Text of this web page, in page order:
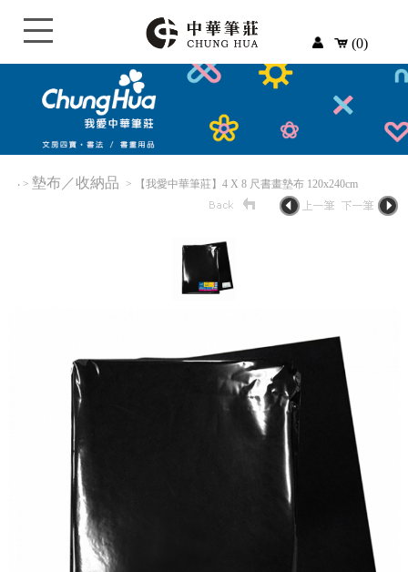
(0)
‧ > 墊布／收納品 > 【我愛中華筆莊】4 X 8 尺書畫墊布 120x240cm